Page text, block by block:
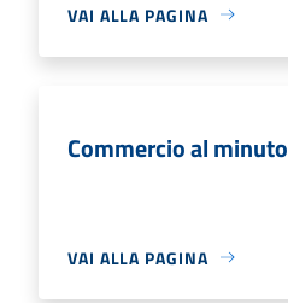
VAI ALLA PAGINA
Commercio al minuto
VAI ALLA PAGINA